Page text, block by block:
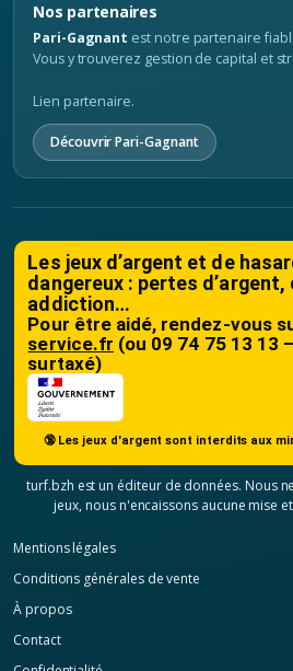
Nos partenaires
Pari-Gagnant est notre partenaire
Vous y trouverez gestion de capital et
Lien partenaire.
Découvrir Pari-Gagnant
Les jeux d’argent et de
dangereux : pertes
addiction…
Pour être aidé, rendez-vous
service.fr (ou 09 74 75 13 13
surtaxé)
🔞 Les jeux d'argent sont interdits aux
turf.bzh est un éditeur de données. Nous
jeux, nous n'encaissons aucune mise
Mentions légales
Conditions générales de vente
À propos
Contact